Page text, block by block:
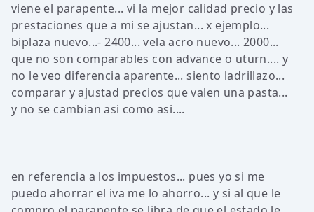
viene el parapente... vi la mejor calidad precio y las
prestaciones que a mi se ajustan... x ejemplo...
biplaza nuevo...- 2400... vela acro nuevo... 2000...
que no son comparables con advance o uturn.... y
no le veo diferencia aparente... siento ladrillazo...
comparar y ajustad precios que valen una pasta...
y no se cambian asi como asi....
en referencia a los impuestos... pues yo si me
puedo ahorrar el iva me lo ahorro... y si al que le